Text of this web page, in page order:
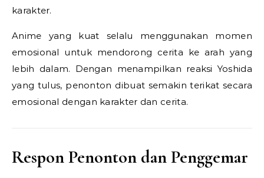
karakter.
Anime yang kuat selalu menggunakan momen
emosional untuk mendorong cerita ke arah yang
lebih dalam. Dengan menampilkan reaksi Yoshida
yang tulus, penonton dibuat semakin terikat secara
emosional dengan karakter dan cerita.
Respon Penonton dan Penggemar